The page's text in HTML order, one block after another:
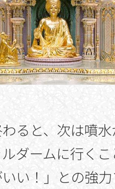
ると、次は噴
ダームに行く
い！」との強